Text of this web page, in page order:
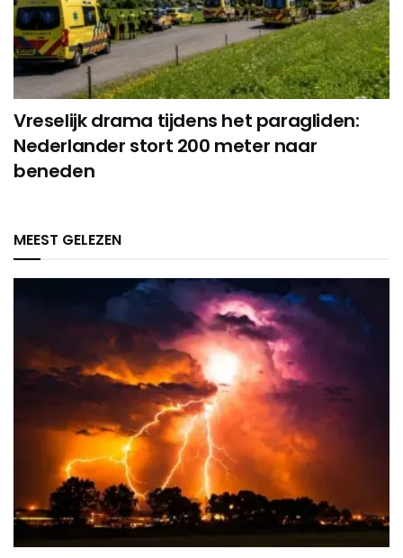
Vreselijk drama tijdens het paragliden:
Nederlander stort 200 meter naar
beneden
MEEST GELEZEN